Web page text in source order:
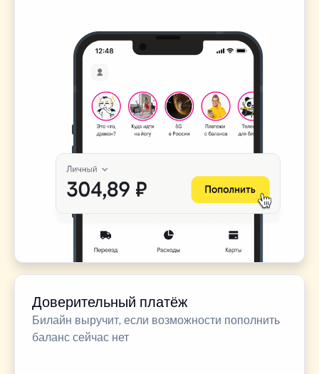
Доверительный платёж
Билайн выручит, если возможности пополнить
баланс сейчас нет